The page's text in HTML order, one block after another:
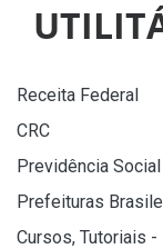
Receita Federal
CRC
Previdência Social
Prefeituras
Cursos, Tutoriais -